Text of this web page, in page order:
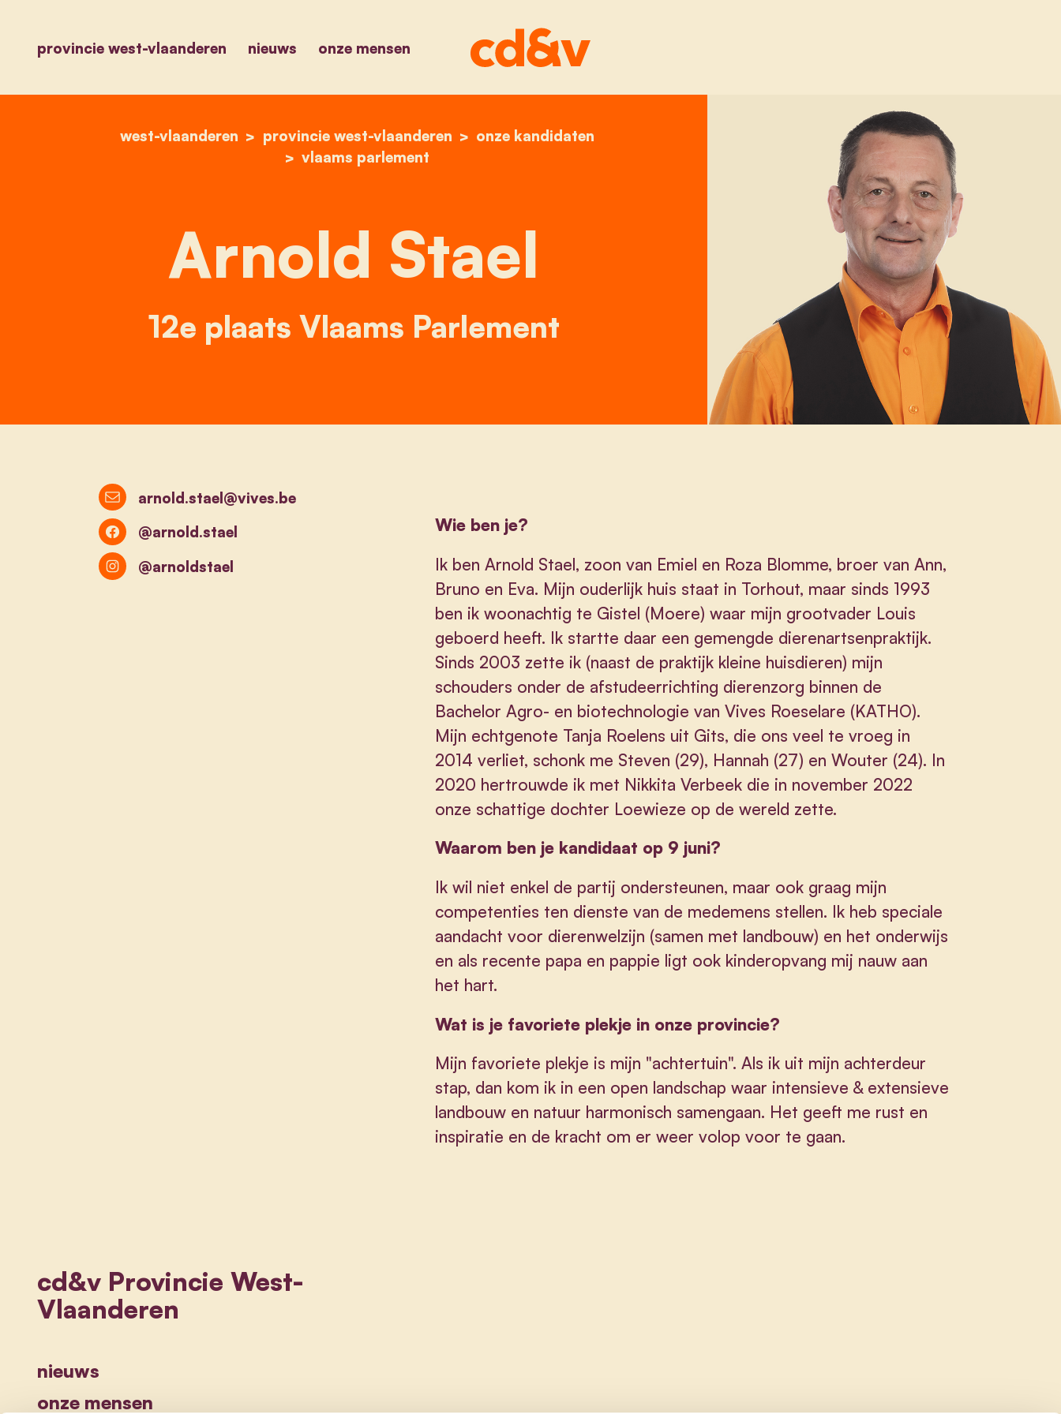
provincie west-vlaanderen nieuws onze mensen
home
west-vlaanderen provincie west-vlaanderen
onze kandidaten
vlaams parlement
arnold stael
Arnold Stael
12e plaats Vlaams Parlement
Wie ben je?
Ik ben Arnold Stael, zoon van Emiel en Roza Blomme, broer van Ann,
Bruno en Eva. Mijn ouderlijk huis staat in Torhout, maar sinds 1993
ben ik woonachtig te Gistel (Moere) waar mijn grootvader Louis
geboerd heeft. Ik startte daar een gemengde dierenartsenpraktijk.
Sinds 2003 zette ik (naast de praktijk kleine huisdieren) mijn
schouders onder de afstudeerrichting dierenzorg binnen de
Bachelor Agro- en biotechnologie van Vives Roeselare (KATHO).
Mijn echtgenote Tanja Roelens uit Gits, die ons veel te vroeg in
2014 verliet, schonk me Steven (29), Hannah (27) en Wouter (24). In
2020 hertrouwde ik met Nikkita Verbeek die in november 2022
onze schattige dochter Loewieze op de wereld zette.
Waarom ben je kandidaat op 9 juni?
Ik wil niet enkel de partij ondersteunen, maar ook graag mijn
competenties ten dienste van de medemens stellen. Ik heb speciale
aandacht voor dierenwelzijn (samen met landbouw) en het onderwijs
en als recente papa en pappie ligt ook kinderopvang mij nauw aan
het hart.
Wat is je favoriete plekje in onze provincie?
Mijn favoriete plekje is mijn "achtertuin". Als ik uit mijn achterdeur
stap, dan kom ik in een open landschap waar intensieve & extensieve
landbouw en natuur harmonisch samengaan. Het geeft me rust en
inspiratie en de kracht om er weer volop voor te gaan.
arnold.stael@vives.be
@arnold.stael
@arnoldstael
cd&v Provincie West-
Vlaanderen
nieuws
onze mensen